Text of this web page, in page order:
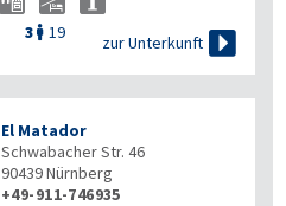
3  19
zur Unterkunft 
El Matador
Schwabacher Str. 46
90439Nürnberg
+49-911-746935